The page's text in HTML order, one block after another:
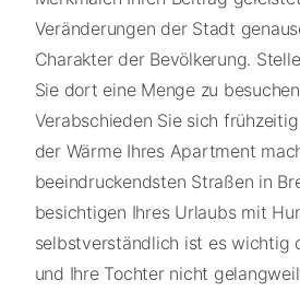
Veränderungen der Stadt
Charakter der Bevölkerung.
Sie dort eine Menge zu
Verabschieden Sie sich
der Wärme Ihres Apartment
beeindruckendsten Straßen in
besichtigen Ihres Urlaubs mit
selbstverständlich ist es wichtig
und Ihre Tochter nicht